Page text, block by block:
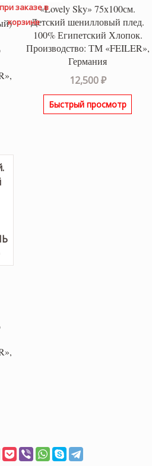
при заказе в
корзине
«Lovely Sky» 75х100см.
Детский шенилловый плед.
100% Египетский Хлопок.
Производство: ТМ «FEILER»,
Германия
12,500₽
Быстрый просмотр